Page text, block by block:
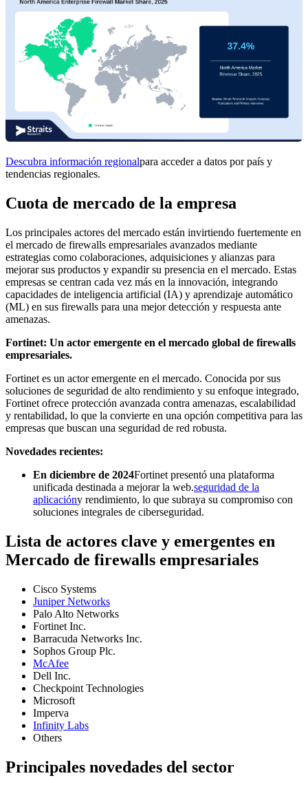
Descubra información regionalpara acceder a datos por país y
tendencias regionales.
Cuota de mercado de la empresa
Los principales actores del mercado están invirtiendo fuertemente en
el mercado de firewalls empresariales avanzados mediante
estrategias como colaboraciones, adquisiciones y alianzas para
mejorar sus productos y expandir su presencia en el mercado. Estas
empresas se centran cada vez más en la innovación, integrando
capacidades de inteligencia artificial (IA) y aprendizaje automático
(ML) en sus firewalls para una mejor detección y respuesta ante
amenazas.
Fortinet: Un actor emergente en el mercado global de firewalls
empresariales.
Fortinet es un actor emergente en el mercado. Conocida por sus
soluciones de seguridad de alto rendimiento y su enfoque integrado,
Fortinet ofrece protección avanzada contra amenazas, escalabilidad
y rentabilidad, lo que la convierte en una opción competitiva para las
empresas que buscan una seguridad de red robusta.
Novedades recientes:
En diciembre de 2024Fortinet presentó una plataforma
unificada destinada a mejorar la web.seguridad de la
aplicacióny rendimiento, lo que subraya su compromiso con
soluciones integrales de ciberseguridad.
Lista de actores clave y emergentes en
Mercado de firewalls empresariales
Cisco Systems
Juniper Networks
Palo Alto Networks
Fortinet Inc.
Barracuda Networks Inc.
Sophos Group Plc.
McAfee
Dell Inc.
Checkpoint Technologies
Microsoft
Imperva
Infinity Labs
Others
Principales novedades del sector